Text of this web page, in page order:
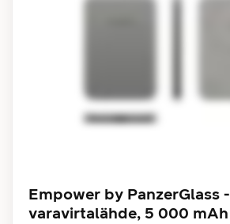
Empower by PanzerGlass -
varavirtalähde, 5 000 mAh